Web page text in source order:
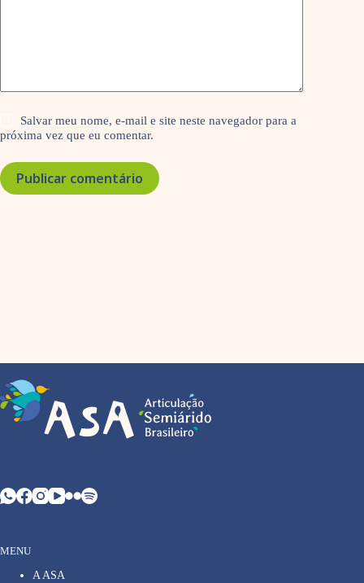
Salvar meu nome, e-mail e site neste navegador para a
próxima vez que eu comentar.
Publicar comentário
MENU
A ASA